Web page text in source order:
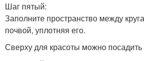
Шаг пятый:
Заполните пространство между
почвой, уплотняя его.
Сверху для красоты можно